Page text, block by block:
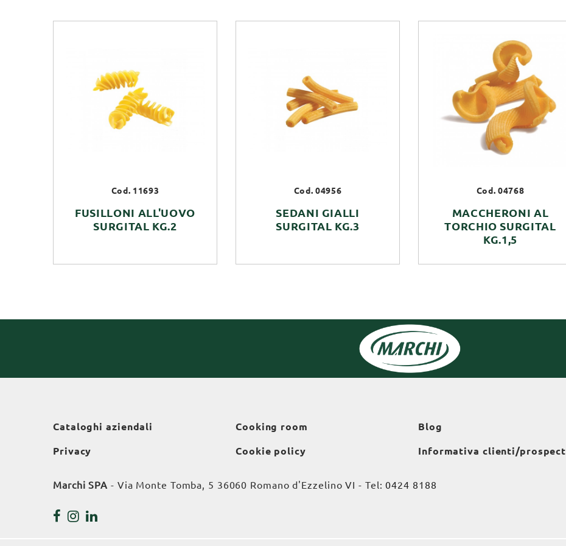
Cod. 11693
FUSILLONI ALL'UOVO
SURGITAL KG.2
Cod. 04956
SEDANI GIALLI
SURGITAL KG.3
Cod. 04768
MACCHERONI AL
TORCHIO SURGITAL
KG.1,5
Cataloghi aziendali
Privacy
Cooking room
Cookie policy
Blog
Informativa clienti/prospect
Marchi SPA - Via Monte Tomba, 5 36060 Romano d'Ezzelino VI - Tel:0424 8188